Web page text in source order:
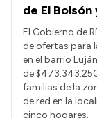
de El
El Gobierno de
de ofertas para
en el barrio
de
familias de la
de red en la
cinco hogares.